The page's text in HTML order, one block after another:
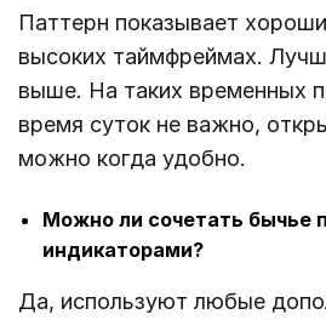
Паттерн показывает
высоких таймфреймах.
выше. На таких временных
время суток не важно,
можно когда удобно.
Можно ли сочетать бычье
индикаторами?
Да, используют любые